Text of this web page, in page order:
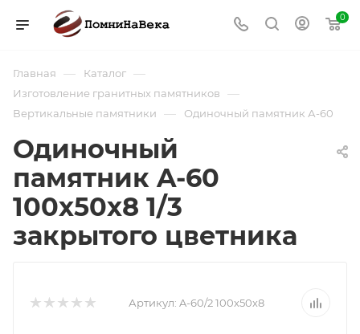
0
Главная — Каталог —
Изготовление гранитных памятников —
Вертикальные памятники — Одиночный памятник А-60
Одиночный
памятник A-60
100х50х8 1/3
закрытого цветника
Артикул: A-60/2 100х50х8